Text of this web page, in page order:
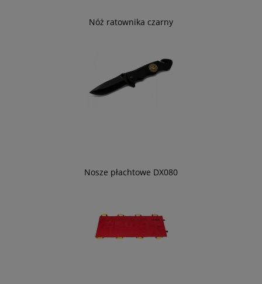
Nóż ratownika czarny
Nosze płachtowe DX080